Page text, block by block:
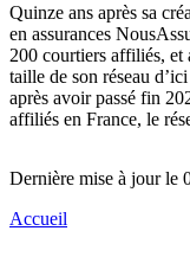
Quinze ans après sa
en assurances
200 courtiers affiliés,
taille de son réseau
après avoir passé fin
affiliés en France, le
Dernière mise à jour le
Accueil